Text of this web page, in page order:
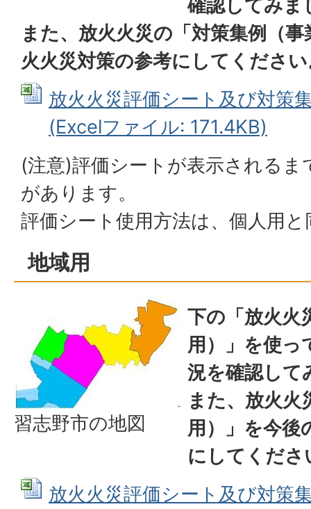
確認してみま
また、放火火災の「対策集例（
火火災対策の参考にしてくださ
放火火災評価シート及び対策
(Excelファイル: 171.4KB)
(注意)評価シートが表示される
があります。
評価シート使用方法は、個人用
地域用
習志野市の地図
下の「放火火
用）」を使っ
況を確認して
また、放火火
用）」を今後
にしてくださ
放火火災評価シート及び対策